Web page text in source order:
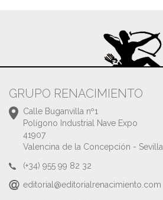
GRUPO RENACIMIENTO
Calle Buganvilla nº1
Polígono Industrial Nave Expo
41907
Valencina de la Concepción - Sevilla
(+34) 955 99 82 32
editorial@editorialrenacimiento.com